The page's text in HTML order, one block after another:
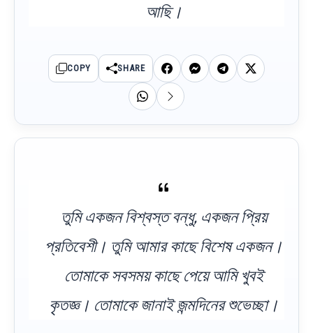
আছি।
COPY SHARE
তুমি একজন বিশ্বস্ত বন্ধু, একজন প্রিয়
প্রতিবেশী। তুমি আমার কাছে বিশেষ একজন।
তোমাকে সবসময় কাছে পেয়ে আমি খুবই
কৃতজ্ঞ। তোমাকে জানাই জন্মদিনের শুভেচ্ছা।